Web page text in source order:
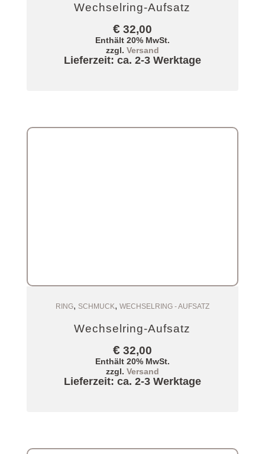
Wechselring-Aufsatz
€32,00
Enthält 20% MwSt.
zzgl. Versand
Lieferzeit: ca. 2-3 Werktage
Zum Warenkorb
RING, SCHMUCK, WECHSELRING - AUFSATZ
Wechselring-Aufsatz
€32,00
Enthält 20% MwSt.
zzgl. Versand
Lieferzeit: ca. 2-3 Werktage